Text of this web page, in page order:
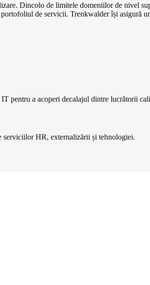
Dincolo de limitele domeniilor de nivel
de servicii. Trenkwalder își asigură
pentru a acoperi decalajul dintre lucrătorii
serviciilor HR, externalizării și tehnologiei.